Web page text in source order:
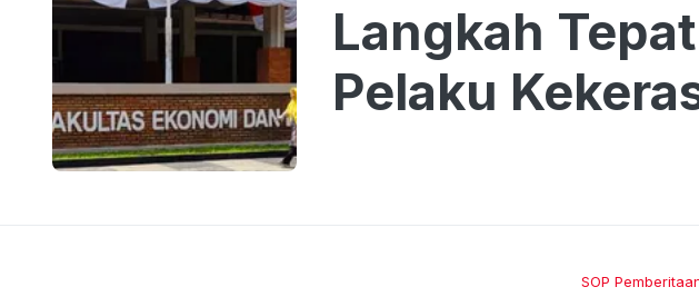
Langkah
Pelaku
SOP